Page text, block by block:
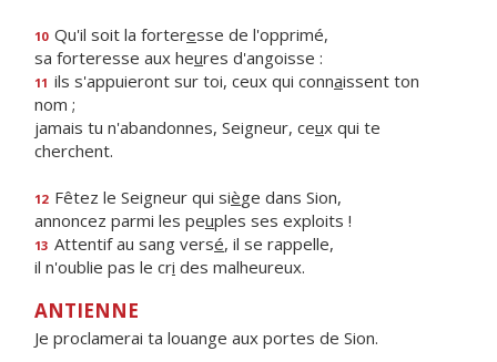
10 Qu'il soit la forteresse de l'opprimé,
sa forteresse aux heures d'angoisse :
11 ils s'appuieront sur toi, ceux qui connaissent ton
nom ;
jamais tu n'abandonnes, Seigneur, ceux qui te
cherchent.
12 Fêtez le Seigneur qui siège dans Sion,
annoncez parmi les peuples ses exploits !
13 Attentif au sang versé, il se rappelle,
il n'oublie pas le cri des malheureux.
ANTIENNE
Je proclamerai ta louange aux portes de Sion.